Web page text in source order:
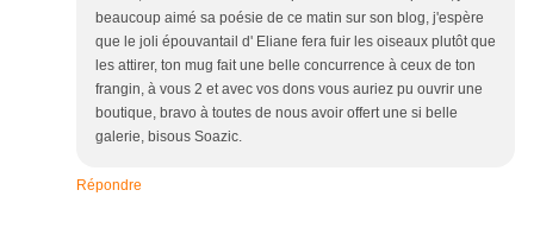
beaucoup aimé sa poésie de ce matin sur son blog, j'espère
que le joli épouvantail d' Eliane fera fuir les oiseaux plutôt que
les attirer, ton mug fait une belle concurrence à ceux de ton
frangin, à vous 2 et avec vos dons vous auriez pu ouvrir une
boutique, bravo à toutes de nous avoir offert une si belle
galerie, bisous Soazic.
Répondre